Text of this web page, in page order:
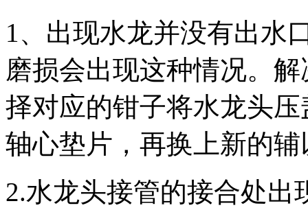
1、出现水龙并没有出水
磨损会出现这种情况。
择对应的钳子将水龙头
轴心垫片，再换上新的
2.水龙头接管的接合处